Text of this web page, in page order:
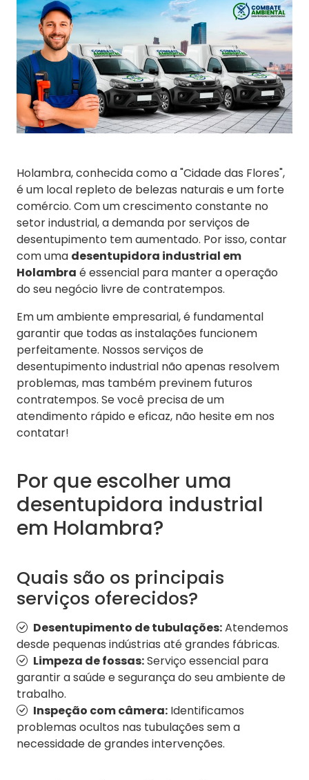
Holambra, conhecida como a "Cidade das Flores",
é um local repleto de belezas naturais e um forte
comércio. Com um crescimento constante no
setor industrial, a demanda por serviços de
desentupimento tem aumentado. Por isso, contar
com uma desentupidora industrial em
Holambra é essencial para manter a operação
do seu negócio livre de contratempos.
Em um ambiente empresarial, é fundamental
garantir que todas as instalações funcionem
perfeitamente. Nossos serviços de
desentupimento industrial não apenas resolvem
problemas, mas também previnem futuros
contratempos. Se você precisa de um
atendimento rápido e eficaz, não hesite em nos
contatar!
Por que escolher uma
desentupidora industrial
em Holambra?
Quais são os principais
serviços oferecidos?
Desentupimento de tubulações:Atendemos
desde pequenas indústrias até grandes fábricas.
Limpeza de fossas:Serviço essencial para
garantir a saúde e segurança do seu ambiente de
trabalho.
Inspeção com câmera: Identificamos
problemas ocultos nas tubulações sem a
necessidade de grandes intervenções.